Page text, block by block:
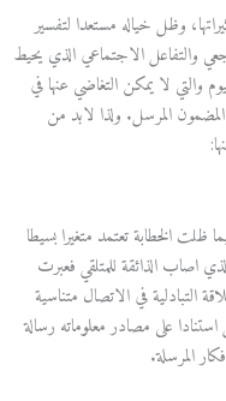
وظل خياله مستعدا لتفسير
والتفاعل الاجتماعي الذي يحيط
والتي لا يمكن التغاضي عنها في
المرسل. ولذا لابد من
ظلت الخطابة تعتمد متغيرا بسيطا
اصاب الذائقة للمتلقي فعبرت
التبادلية في الاتصال متناسية
على مصادر معلوماته رسالة
المرسلة.